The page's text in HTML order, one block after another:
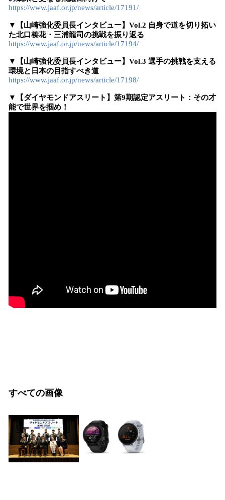
https://www.jaaf.or.jp/news/article/17191/
▼【山崎強化委員長インタビュー】Vol.2 自身で道を切り拓い
た北口榛花・三浦龍司の挑戦を振り返る
https://www.jaaf.or.jp/news/article/17194/
▼【山崎強化委員長インタビュー】Vol.3 選手の挑戦を支える
環境と日本の目指すべき道
https://www.jaaf.or.jp/news/article/17198/
▼【ダイヤモンドアスリート】第9期認定アスリート：その才
能で世界を掴め！
すべての画像